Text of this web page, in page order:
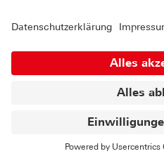
Zur Umsetzung empfiehlt
Mitgestalten nach Maß:
“): Er
und Zulassungskriterien.